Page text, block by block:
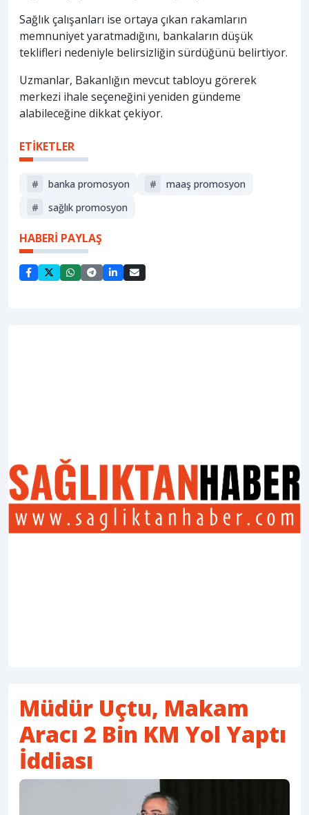
Sağlık çalışanları ise ortaya çıkan rakamların
memnuniyet yaratmadığını, bankaların düşük
teklifleri nedeniyle belirsizliğin sürdüğünü belirtiyor.
Uzmanlar, Bakanlığın mevcut tabloyu görerek
merkezi ihale seçeneğini yeniden gündeme
alabileceğine dikkat çekiyor.
ETİKETLER
# banka promosyon #
maaş promosyon
#
sağlık promosyon
HABERİ PAYLAŞ
Müdür Uçtu, Makam
Aracı 2 Bin KM Yol Yaptı
İddiası